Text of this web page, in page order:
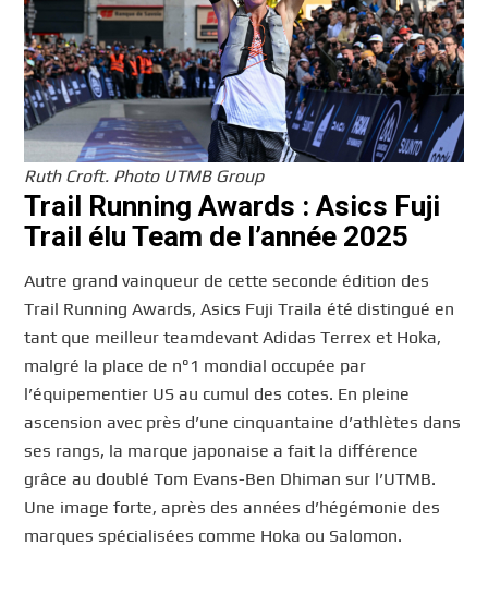
Ruth Croft. Photo UTMB Group
Trail Running Awards : Asics Fuji
Trail élu Team de l’année 2025
Autre grand vainqueur de cette seconde édition des
Trail Running Awards, Asics Fuji Traila été distingué en
tant que meilleur teamdevant Adidas Terrex et Hoka,
malgré la place de n°1 mondial occupée par
l’équipementier US au cumul des cotes. En pleine
ascension avec près d’une cinquantaine d’athlètes dans
ses rangs, la marque japonaise a fait la différence
grâce au doublé Tom Evans-Ben Dhiman sur l’UTMB.
Une image forte, après des années d’hégémonie des
marques spécialisées comme Hoka ou Salomon.